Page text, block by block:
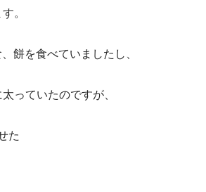
。
餅を食べていましたし、
っていたのですが、
た